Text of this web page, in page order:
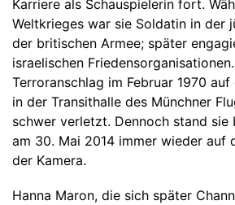
Karriere als Schauspielerin fort.
Weltkrieges war sie Soldatin in der
der britischen Armee; später
israelischen
Terroranschlag im Februar 1970 auf
in der Transithalle des Münchner
schwer verletzt. Dennoch stand sie
am 30. Mai 2014 immer wieder auf
der Kamera.
Hanna Maron, die sich später